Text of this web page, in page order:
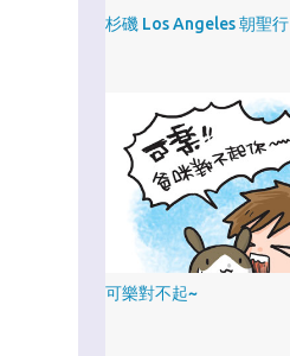
杉磯 Los Angeles 朝聖行
可樂對不起~